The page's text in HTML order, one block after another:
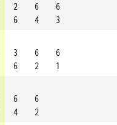
2
6
6
4
6
3
3
6
6
2
6
1
6
4
6
2